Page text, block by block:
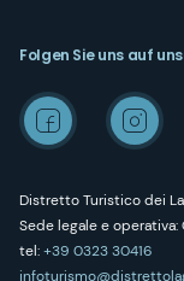
Distretto Turistico dei
Sede legale e
tel:+39 0323 30416
Folgen Sie uns auf